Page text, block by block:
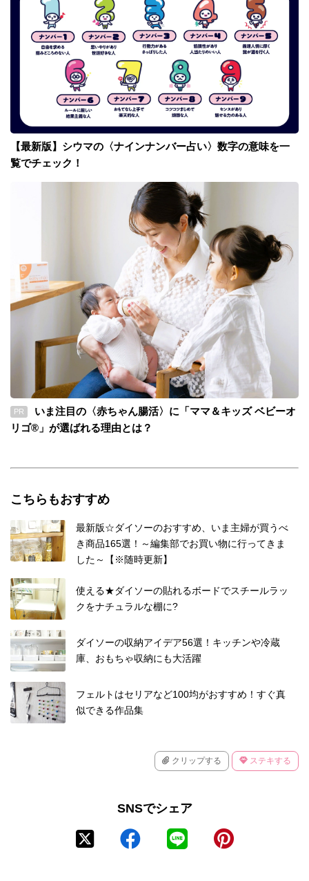
【最新版】シウマの〈ナインナンバー占い〉数字の意味を一
覧でチェック！
PR
いま注目の〈赤ちゃん腸活〉に「ママ＆キッズ ベビーオ
リゴ®」が選ばれる理由とは？
こちらもおすすめ
最新版☆ダイソーのおすすめ、いま主婦が買うべ
き商品165選！～編集部でお買い物に行ってきま
した～【※随時更新】
使える★ダイソーの貼れるボードでスチールラッ
クをナチュラルな棚に?
ダイソーの収納アイデア56選！キッチンや冷蔵
庫、おもちゃ収納にも大活躍
フェルトはセリアなど100均がおすすめ！すぐ真
似できる作品集
クリップする ステキする
SNSでシェア